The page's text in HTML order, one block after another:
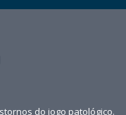
do jogo patológico.